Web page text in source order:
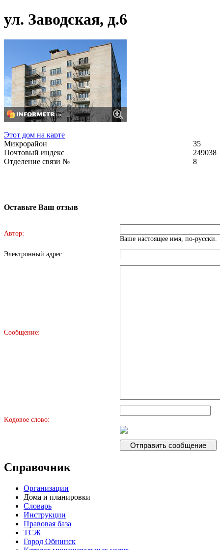
ул. Заводская, д.6
Этот дом на карте
Микрорайон
35
Почтовый индекс
249038
Отделение связи №
8
Оставьте Ваш отзыв
Автор:
Ваше настоящее имя, по-русски.
Электронный адрес:
Сообщение:
Kодовое слово:
Справочник
Организации
Дома и планировки
Словарь
Инструкции
Правовая база
ТСЖ
Город Обнинск